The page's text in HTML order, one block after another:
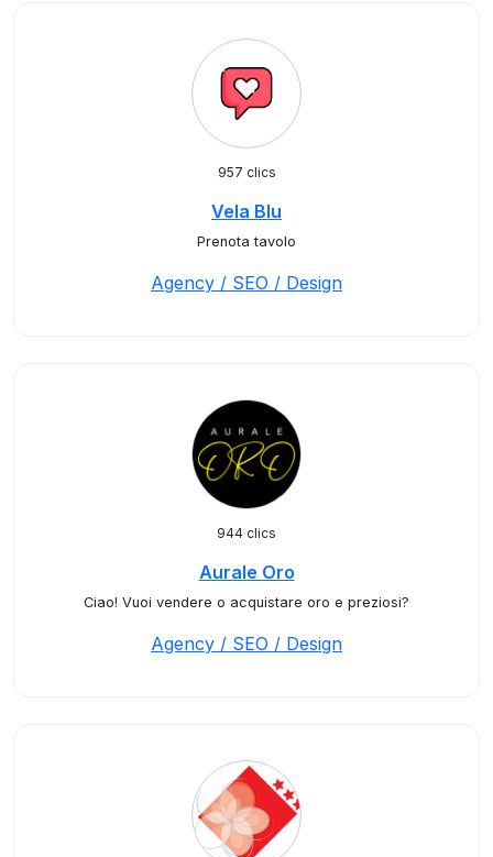
957 clics
Vela Blu
Prenota tavolo
Agency / SEO / Design
944 clics
Aurale Oro
Ciao! Vuoi vendere o acquistare oro e preziosi?
Agency / SEO / Design